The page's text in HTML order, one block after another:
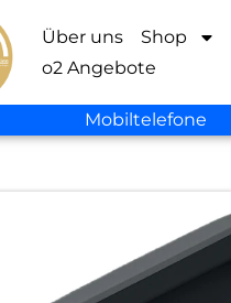
Über uns Shop
o2 Angebote
Mobiltelefone